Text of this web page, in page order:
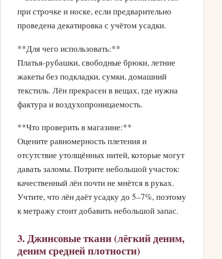
при строчке и носке, если предварительно
проведена декатировка с учётом усадки.
**Для чего использовать:**
Платья-рубашки, свободные брюки, летние
жакеты без подкладки, сумки, домашний
текстиль. Лён прекрасен в вещах, где нужна
фактура и воздухопроницаемость.
**Что проверить в магазине:**
Оцените равномерность плетения и
отсутствие утолщённых нитей, которые могут
давать заломы. Потрите небольшой участок:
качественный лён почти не мнётся в руках.
Учтите, что лён даёт усадку до 5–7%, поэтому
к метражу стоит добавить небольшой запас.
3. Джинсовые ткани (лёгкий деним,
деним средней плотности)